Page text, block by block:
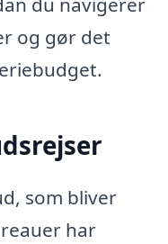
og gør det
som bliver
har